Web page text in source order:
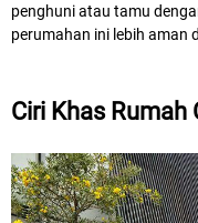
penghuni atau tamu
perumahan ini lebih aman
Ciri Khas Rumah